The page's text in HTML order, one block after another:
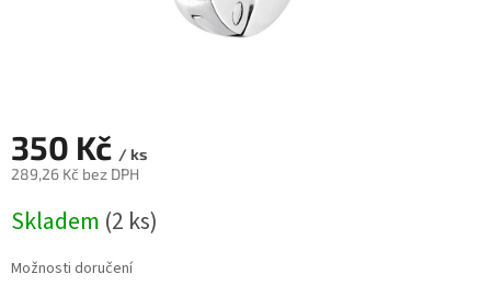
350 Kč / ks
289,26 Kč bez DPH
cena:
Skladem (2 ks)
Možnosti doručení